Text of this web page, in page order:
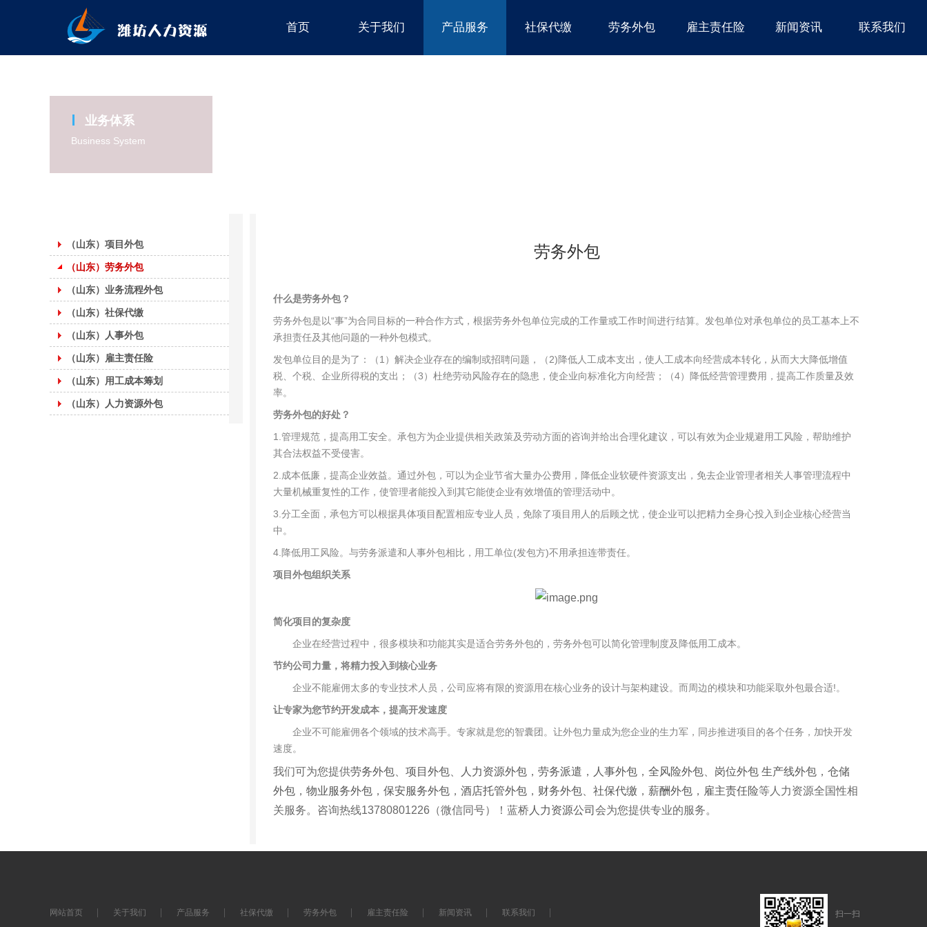
首页 关于我们 产品服务 社保代缴 劳务外包 雇主责任险 新闻资讯 联系我们
业务体系
Business System
（山东）项目外包
（山东）劳务外包
（山东）业务流程外包
（山东）社保代缴
（山东）人事外包
（山东）雇主责任险
（山东）用工成本筹划
（山东）人力资源外包
劳务外包
什么是劳务外包？
劳务外包是以“事”为合同目标的一种合作方式，根据劳务外包单位完成的工作量或工作时间进行结算。发包单位对承包单位的员工基本上不
承担责任及其他问题的一种外包模式。
发包单位目的是为了：（1）解决企业存在的编制或招聘问题，（2)降低人工成本支出，使人工成本向经营成本转化，从而大大降低增值
税、个税、企业所得税的支出；（3）杜绝劳动风险存在的隐患，使企业向标准化方向经营；（4）降低经营管理费用，提高工作质量及效
率。
劳务外包的好处？
1.管理规范，提高用工安全。承包方为企业提供相关政策及劳动方面的咨询并给出合理化建议，可以有效为企业规避用工风险，帮助维护
其合法权益不受侵害。
2.成本低廉，提高企业效益。通过外包，可以为企业节省大量办公费用，降低企业软硬件资源支出，免去企业管理者相关人事管理流程中
大量机械重复性的工作，使管理者能投入到其它能使企业有效增值的管理活动中。
3.分工全面，承包方可以根据具体项目配置相应专业人员，免除了项目用人的后顾之忧，使企业可以把精力全身心投入到企业核心经营当
中。
4.降低用工风险。与劳务派遣和人事外包相比，用工单位(发包方)不用承担连带责任。
项目外包组织关系
简化项目的复杂度
企业在经营过程中，很多模块和功能其实是适合劳务外包的，劳务外包可以简化管理制度及降低用工成本。
节约公司力量，将精力投入到核心业务
企业不能雇佣太多的专业技术人员，公司应将有限的资源用在核心业务的设计与架构建设。而周边的模块和功能采取外包最合适!。
让专家为您节约开发成本，提高开发速度
企业不可能雇佣各个领域的技术高手。专家就是您的智囊团。让外包力量成为您企业的生力军，同步推进项目的各个任务，加快开发
速度。
我们可为您提供劳务外包 项目外包 人力资源外包 ， 劳务派遣 ， 人事外包 ， 全风险外包 岗位外包 生产线外包 ， 仓储
外包 ， 物业服务外包 ， 保安服务外包 ， 酒店托管外包 ， 财务外包 社保代缴 ， 薪酬外包 ， 雇主责任险等人力资源全国性相
关服务。咨询热线13780801226（微信同号）！蓝桥 人力资源公司 会为您提供专业的服务。
网站首页 关于我们 产品服务 社保代缴 劳务外包 雇主责任险 新闻资讯 联系我们 扫一扫